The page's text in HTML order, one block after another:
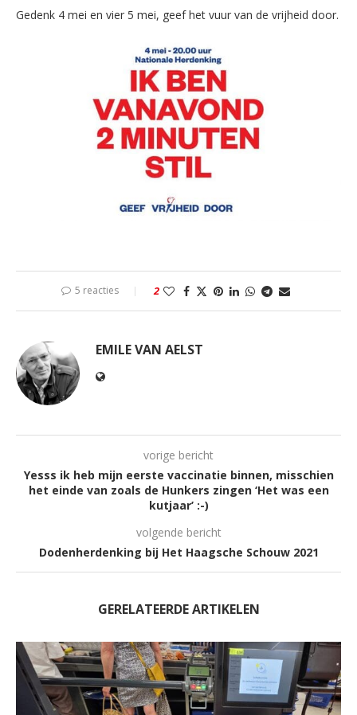
Gedenk 4 mei en vier 5 mei, geef het vuur van de vrijheid door.
5 reacties 2
EMILE VAN AELST
vorige bericht
Yesss ik heb mijn eerste vaccinatie binnen, misschien
het einde van zoals de Hunkers zingen ‘Het was een
kutjaar’ :-)
volgende bericht
Dodenherdenking bij Het Haagsche Schouw 2021
GERELATEERDE ARTIKELEN